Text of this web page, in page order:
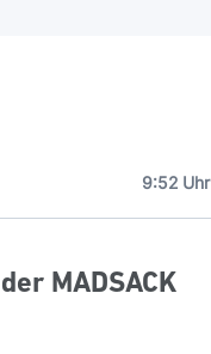
9:52 Uhr
MADSACK